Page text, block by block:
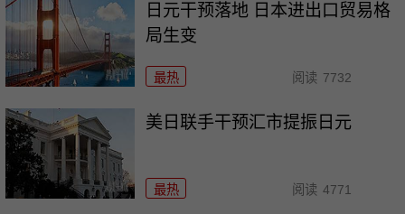
日元干预落地 日本进出口贸易格
局生变
最热 阅读 7732
美日联手干预汇市提振日元
最热 阅读 4771